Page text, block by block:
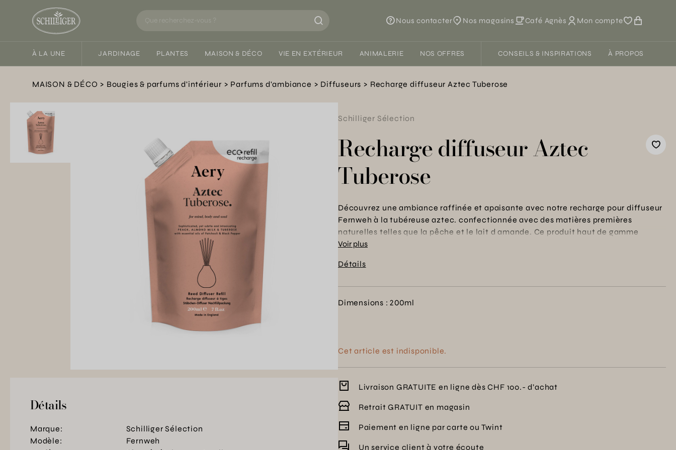
Nous contacter Nos magasins Café Agnès Mon compte
À LA UNE JARDINAGE PLANTES MAISON & DÉCO VIE EN EXTÉRIEUR ANIMALERIE NOS OFFRES CONSEILS & INSPIRATIONS À PROPOS
MAISON & DÉCO Bougies & parfums d'intérieur Parfums d'ambiance Diffuseurs Recharge diffuseur Aztec Tuberose
Détails
Marque:
Schilliger Sélection
Modèle:
Fernweh
Schilliger Sélection
Recharge diffuseur Aztec
Tuberose
Découvrez une ambiance raffinée et apaisante avec notre recharge pour diffuseur
Fernweh à la tubéreuse aztec. confectionnée avec des matières premières
naturelles telles que la pêche et le lait d amande. Ce produit haut de gamme
assure une diffusion continue de votre parfum préféré tout en respectant l?
dans votre maison pour une atmosphère douce et accueillante. parfaite pour réunir
Voir plus
Détails
Dimensions : 200ml
Cet article est indisponible.
Livraison GRATUITE en ligne dès CHF 100.- d’achat
Retrait GRATUIT en magasin
Paiement en ligne par carte ou Twint
Un service client à votre écoute